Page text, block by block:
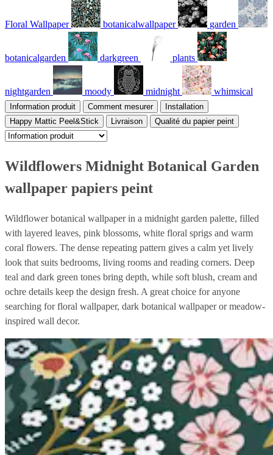
Floral Wallpaper botanicalwallpaper garden
botanicalgarden darkgreen plants
nightgarden moody midnight whimsical
Information produit Comment mesurer
Installation
Happy Mattic Peel&Stick
Livraison Qualité du papier peint
Wildflowers Midnight Botanical Garden
wallpaper papiers peint
Wildflower botanical wallpaper in a midnight garden palette, filled
with layered leaves, pink blossoms, white floral sprigs and warm
coral flowers. The dense repeating pattern gives a calm yet lively
look that suits bedrooms, living rooms and reading corners. Deep
teal and dark green tones bring depth, while soft blush, cream and
ochre details keep the design fresh. A great choice for anyone
searching for floral wallpaper, dark botanical wallpaper or meadow-
inspired wall decor.